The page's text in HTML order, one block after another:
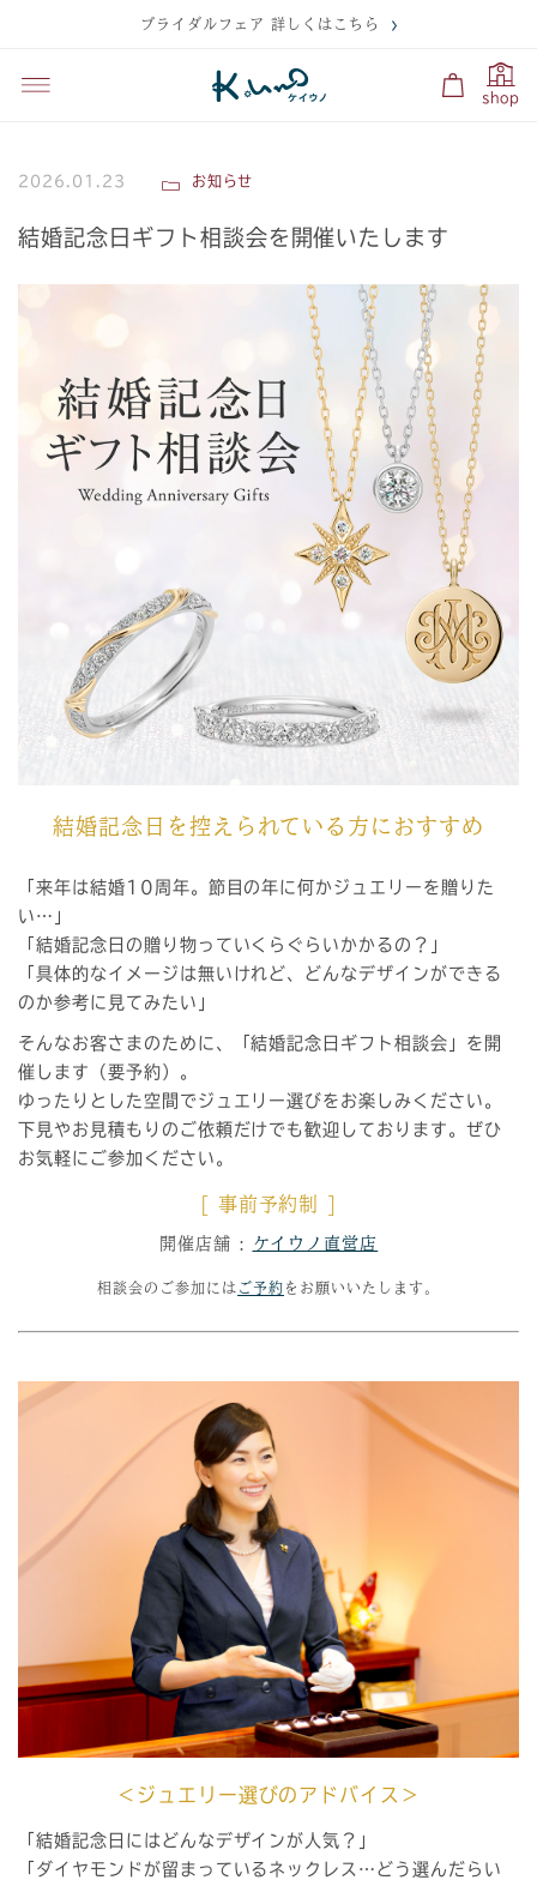
ブライダルフェア 詳しくはこちら
shop
2026.01.23 お知らせ
結婚記念日ギフト相談会を開催いたします
結婚記念日を控えられている方におすすめ
「来年は結婚10周年。節目の年に何かジュエリーを贈りた
い…」
「結婚記念日の贈り物っていくらぐらいかかるの？」
「具体的なイメージは無いけれど、どんなデザインができる
のか参考に見てみたい」
そんなお客さまのために、「結婚記念日ギフト相談会」を開
催します（要予約）。
ゆったりとした空間でジュエリー選びをお楽しみください。
下見やお見積もりのご依頼だけでも歓迎しております。ぜひ
お気軽にご参加ください。
[ 事前予約制 ]
開催店舗 : ケイウノ直営店
相談会のご参加には ご予約 をお願いいたします。
＜ジュエリー選びのアドバイス＞
「結婚記念日にはどんなデザインが人気？」
「ダイヤモンドが留まっているネックレス…どう選んだらい